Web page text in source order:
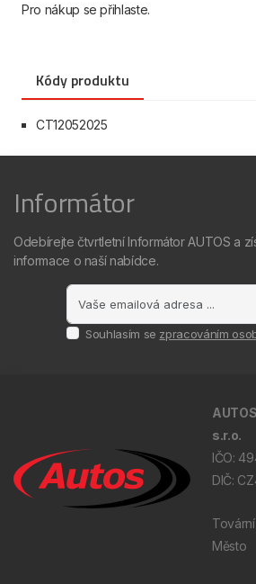
Pro nákup se přihlaste.
Kódy produktu
CT12052025
Informátor
Odebírejte čtvrtletní Informátor AUTOS a
informace o naší nabídce.
Souhlasím se zpracováním
s.r.o.
IČO:
DIČ:
Město